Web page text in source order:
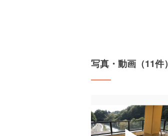
写真・動画（11件）